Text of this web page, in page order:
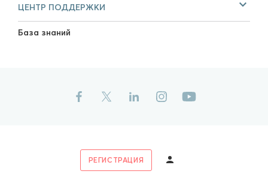
ЦЕНТР ПОДДЕРЖКИ
База знаний
РЕГИСТРАЦИЯ